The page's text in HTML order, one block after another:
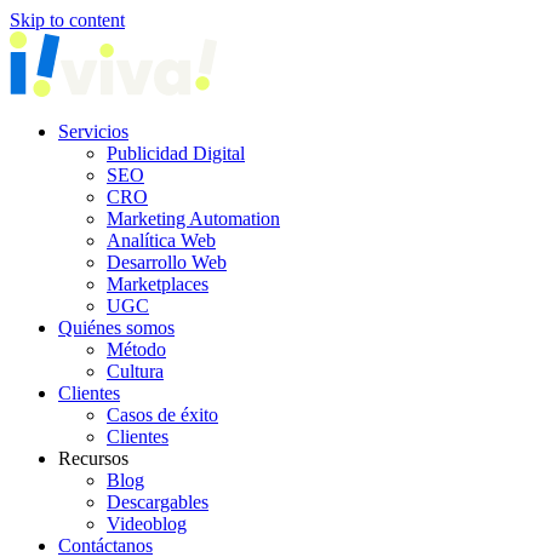
Skip to content
Servicios
Publicidad Digital
SEO
CRO
Marketing Automation
Analítica Web
Desarrollo Web
Marketplaces
UGC
Quiénes somos
Método
Cultura
Clientes
Casos de éxito
Clientes
Recursos
Blog
Descargables
Videoblog
Contáctanos